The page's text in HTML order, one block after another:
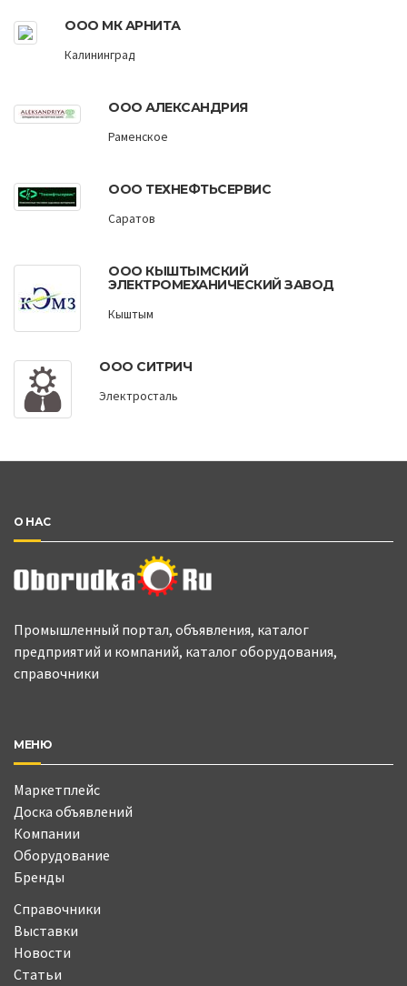
ООО МК АРНИТА
Калининград
ООО АЛЕКСАНДРИЯ
Раменское
ООО ТЕХНЕФТЬСЕРВИС
Саратов
ООО КЫШТЫМСКИЙ
ЭЛЕКТРОМЕХАНИЧЕСКИЙ ЗАВОД
Кыштым
ООО CИТРИЧ
Электросталь
О НАС
Промышленный портал, объявления, каталог
предприятий и компаний, каталог оборудования,
справочники
МЕНЮ
Маркетплейс
Доска объявлений
Компании
Оборудование
Бренды
Справочники
Выставки
Новости
Статьи